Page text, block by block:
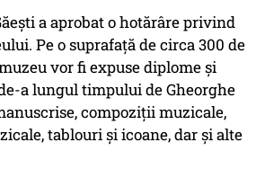
a aprobat o hotărâre privind
Pe o suprafaţă de circa 300 de
vor fi expuse diplome şi
a lungul timpului de Gheorghe
compoziţii muzicale,
tablouri şi icoane, dar şi alte